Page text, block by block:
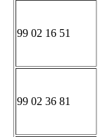
99 02 16 51
99 02 36 81